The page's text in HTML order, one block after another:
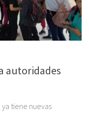
autoridades
tiene nuevas